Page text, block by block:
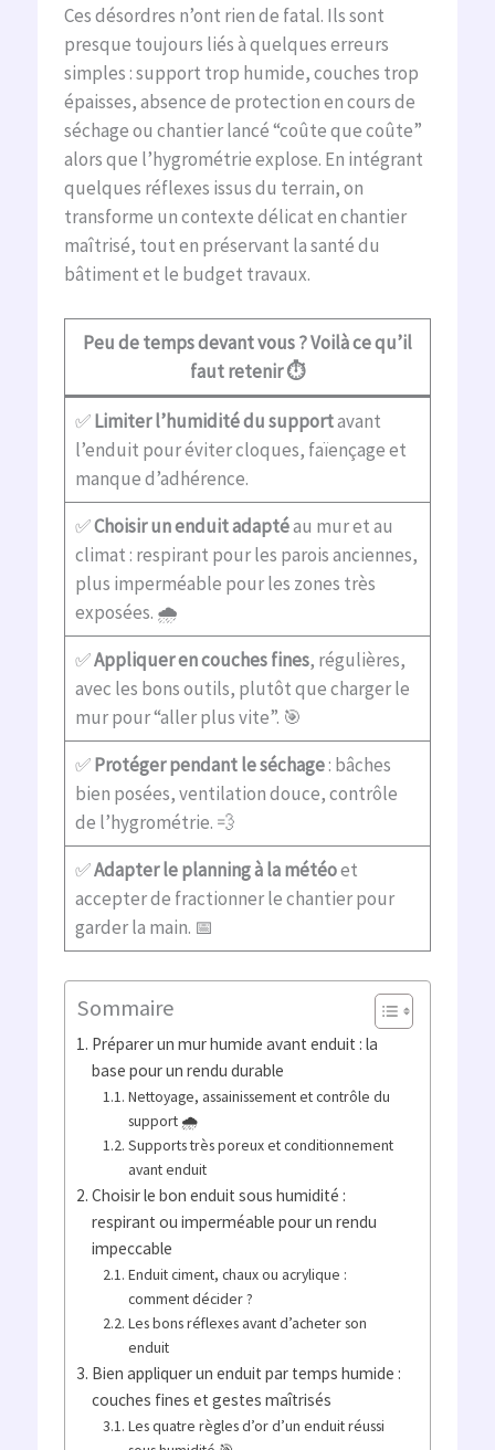
Ces désordres n’ont rien de fatal. Ils sont
presque toujours liés à quelques erreurs
simples : support trop humide, couches trop
épaisses, absence de protection en cours de
séchage ou chantier lancé “coûte que coûte”
alors que l’hygrométrie explose. En intégrant
quelques réflexes issus du terrain, on
transforme un contexte délicat en chantier
maîtrisé, tout en préservant la santé du
bâtiment et le budget travaux.
Peu de temps devant vous ? Voilà ce qu’il
faut retenir⏱️
✅Limiter l’humidité du supportavant
l’enduit pour éviter cloques, faïençage et
manque d’adhérence.
✅Choisir un enduit adaptéau mur et au
climat : respirant pour les parois anciennes,
plus imperméable pour les zones très
exposées. 🌧️
✅Appliquer en couches fines, régulières,
avec les bons outils, plutôt que charger le
mur pour “aller plus vite”. 🎯
✅Protéger pendant le séchage: bâches
bien posées, ventilation douce, contrôle
de l’hygrométrie. 💨
✅Adapter le planning à la météoet
accepter de fractionner le chantier pour
garder la main. 📅
Sommaire
Préparer un mur humide avant enduit : la
base pour un rendu durable
Nettoyage, assainissement et contrôle du
support 🌧️
Supports très poreux et conditionnement
avant enduit
Choisir le bon enduit sous humidité :
respirant ou imperméable pour un rendu
impeccable
Enduit ciment, chaux ou acrylique :
comment décider ?
Les bons réflexes avant d’acheter son
enduit
Bien appliquer un enduit par temps humide :
couches fines et gestes maîtrisés
Les quatre règles d’or d’un enduit réussi